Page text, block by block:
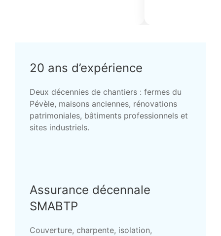
20 ans d’expérience
Deux décennies de chantiers : fermes du
Pévèle, maisons anciennes, rénovations
patrimoniales, bâtiments professionnels et
sites industriels.
Assurance décennale
SMABTP
Couverture, charpente, isolation,